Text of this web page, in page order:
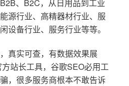
、B2C，从日用品到工业
源行业、高精器材行业、服
设备行业、服务行业等等。
真实可查，有数据效果展
站长工具，谷歌SEO必用工
，很多服务商根本不敢告诉